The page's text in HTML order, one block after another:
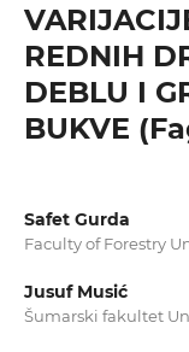
REDNIH
DEBLU I
BUKVE
Safet Gurda
Faculty of Forestry
Jusuf Musić
Šumarski fakultet